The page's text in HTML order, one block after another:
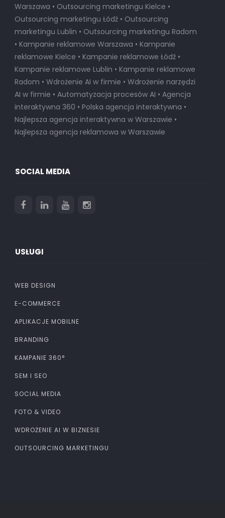
Warszawa • Outsourcing marketingu Kielce •
Outsourcing marketingu Łódź • Outsourcing
marketingu Lublin • Outsourcing marketingu Radom
• Kampanie reklamowe Warszawa • Kampanie
reklamowe Kielce • Kampanie reklamowe Łódź •
Kampanie reklamowe Lublin • Kampanie reklamowe
Radom • Wdrożenie AI w firmie • Wdrożenie narzędzi
AI w firmie • Automatyzacja procesów AI • Agencja
interaktywna 360 • Polska agencja interaktywna •
Najlepsza agencja interaktywna w Warszawie •
Najlepsza agencja reklamowa w Warszawie
SOCIAL MEDIA
USŁUGI
WEB DESIGN
E-COMMERCE
APLIKACJE MOBILNE
BRANDING
KAMPANIE 360°
SEM I SEO
SOCIAL MEDIA
FOTO & VIDEO
WDROŻENIE AI W BIZNESIE
OUTSOURCING MARKETINGU